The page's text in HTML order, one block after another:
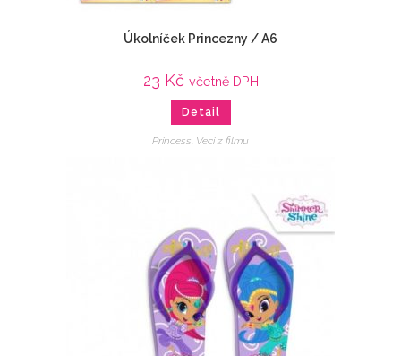
Úkolníček Princezny / A6
23 Kč včetně DPH
Detail
Princess Veci z filmu